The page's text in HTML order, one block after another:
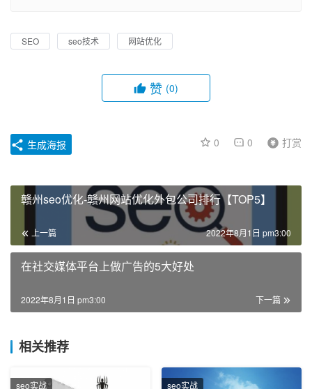
SEO seo技术 网站优化
赞 (0)
0 0 打赏
生成海报
赣州seo优化-赣州网站优化外包公司排行【TOP5】
上一篇 2022年8月1日 pm3:00
在社交媒体平台上做广告的5大好处
下一篇
2022年8月1日 pm3:00
相关推荐
seo实战 seo实战